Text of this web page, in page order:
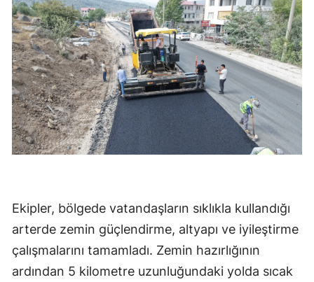
Ekipler, bölgede vatandaşların sıklıkla kullandığı
arterde zemin güçlendirme, altyapı ve iyileştirme
çalışmalarını tamamladı. Zemin hazırlığının
ardından 5 kilometre uzunluğundaki yolda sıcak